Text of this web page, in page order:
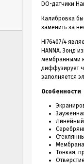
DO-датчики
Калибровка
заменить за
HI76407/4
HANNA. Зонд
мембранными
диффузирует
заполняется
Особенности
Мембрана
Тонкая,